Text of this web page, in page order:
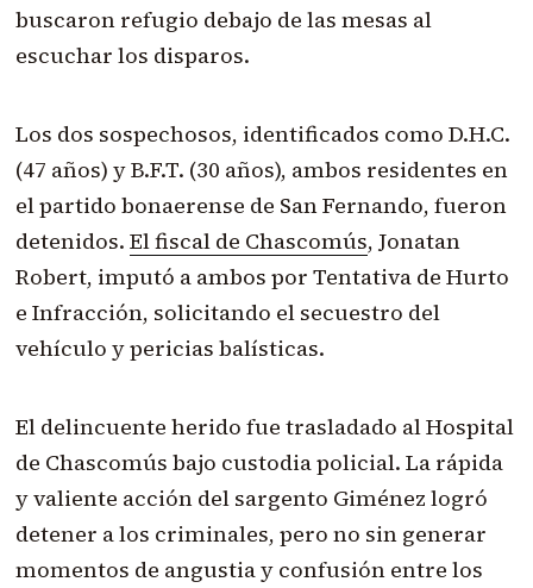
buscaron refugio debajo de las mesas al
escuchar los disparos.
Los dos sospechosos, identificados como D.H.C.
(47 años) y B.F.T. (30 años), ambos residentes en
el partido bonaerense de San Fernando, fueron
detenidos. El fiscal de Chascomús, Jonatan
Robert, imputó a ambos por Tentativa de Hurto
e Infracción, solicitando el secuestro del
vehículo y pericias balísticas.
El delincuente herido fue trasladado al Hospital
de Chascomús bajo custodia policial. La rápida
y valiente acción del sargento Giménez logró
detener a los criminales, pero no sin generar
momentos de angustia y confusión entre los